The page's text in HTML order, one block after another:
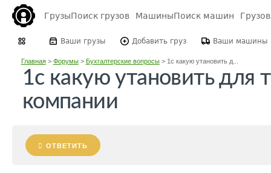
ГрузыПоиск грузов МашиныПоиск машин
Ваши грузы Добавить груз Ваши машины
Главная> Форумы> Бухгалтерские вопросы> 1с какую утановить д...
1с какую утановить для
компании
ОТВЕТИТЬ